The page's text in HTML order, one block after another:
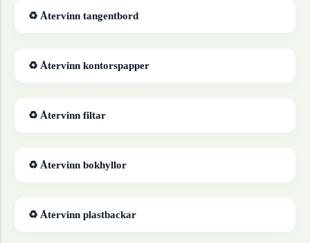
♻ Återvinn tangentbord
♻ Återvinn kontorspapper
♻ Återvinn filtar
♻ Återvinn bokhyllor
♻ Återvinn plastbackar